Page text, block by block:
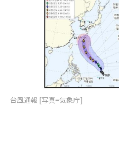
台風通報 [写真=気象庁]